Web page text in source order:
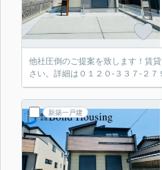
他社圧倒のご提案を致します！賃
さい。詳細は０１２０-３３７-２７
新築一戸建